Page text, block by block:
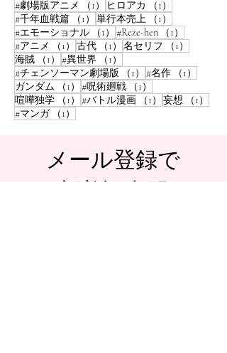
#劇場版アニメ
（1） 1件の記事
ヒロアカ （1）
#千年血戦篇
（1） 1件の記事
単行本売上 （1）
#エモーショナル
（1） 1件の記事
#Reze-hen （1）
#アニメ
（1） 1件の記事
古代 （1） 1件の記事
名セリフ （1）
海賊
（1） 1件の記事
#異世界 （1）
#チェンソーマン劇場版
（1） 1件の記事
#名作 （1）
ガンダム
（1） 1件の記事
#呪術廻戦 （1）
喧嘩独学
（1） 1件の記事
#バトル漫画 （1） 1件の記事
妄想 （1）
#マンガ
（1）
​メール登録で
新着記事配